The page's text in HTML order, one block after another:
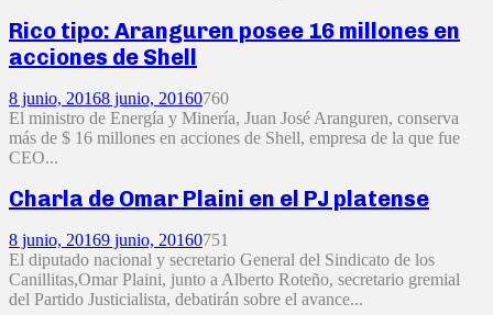
Rico tipo: Aranguren posee 16 millones en
acciones de Shell
8 junio, 20168 junio, 20160760
El ministro de Energía y Minería, Juan José Aranguren, conserva
más de $ 16 millones en acciones de Shell, empresa de la que fue
CEO...
Charla de Omar Plaini en el PJ platense
8 junio, 20169 junio, 20160751
El diputado nacional y secretario General del Sindicato de los
Canillitas,Omar Plaini, junto a Alberto Roteño, secretario gremial
del Partido Justicialista, debatirán sobre el avance...